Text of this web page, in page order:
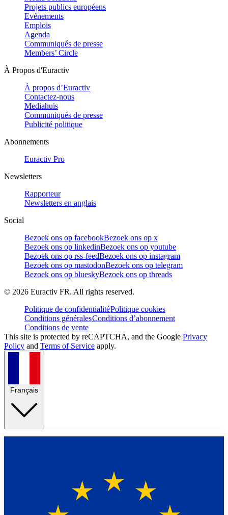
Projets publics européens
Evénements
Emplois
Agenda
Communiqués de presse
Members’ Circle
À Propos d'Euractiv
À propos d’Euractiv
Contactez-nous
Mediahuis
Communiqués de presse
Publicité politique
Abonnements
Euractiv Pro
Newsletters
Rapporteur
Newsletters en anglais
Social
Bezoek ons op facebookBezoek ons op x
Bezoek ons op linkedinBezoek ons op youtube
Bezoek ons op rss-feedBezoek ons op instagram
Bezoek ons op mastodonBezoek ons op telegram
Bezoek ons op blueskyBezoek ons op threads
© 2026 Euractiv FR. All rights reserved.
Politique de confidentialitéPolitique cookies
Conditions généralesConditions d’abonnement
Conditions de vente
This site is protected by reCAPTCHA, and the Google Privacy
Policy and Terms of Service apply.
Français